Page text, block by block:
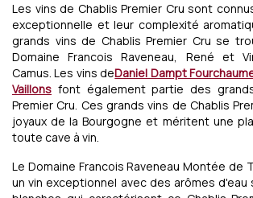
Les vins de Chablis Premier Cru sont
exceptionnelle et leur complexité
grands vins de Chablis Premier Cru se
Domaine Francois Raveneau, René et
Camus. Les vins deDaniel Dampt
Vaillons font également partie des
Premier Cru. Ces grands vins de Chablis
joyaux de la Bourgogne et méritent une
toute cave à vin.
Le Domaine Francois Raveneau Montée de
un vin exceptionnel avec des arômes